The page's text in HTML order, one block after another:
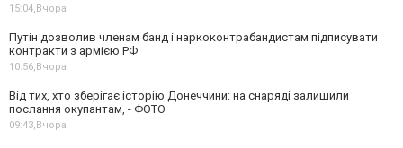
15:04,Вчора
Путін дозволив членам банд і наркоконтрабандистам підписувати
контракти з армією РФ
10:56,Вчора
Від тих, хто зберігає історію Донеччини: на снаряді залишили
послання окупантам, - ФОТО
09:43,Вчора